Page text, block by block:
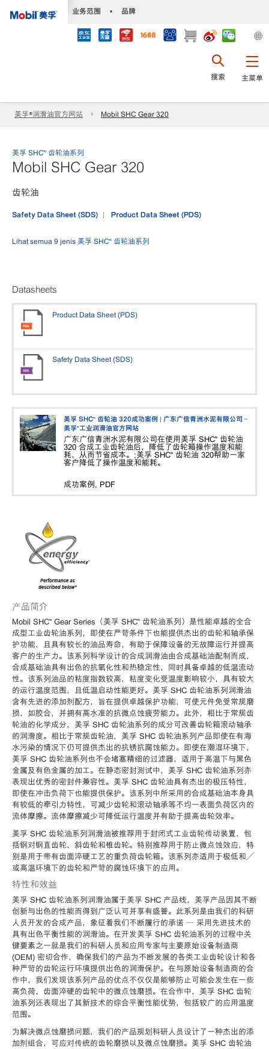
业务范围 • 品牌
主菜单
搜索
美孚®润滑油官方网站 Mobil SHC Gear 320
美孚 SHC™ 齿轮油系列
Mobil SHC Gear 320
齿轮油
Safety Data Sheet (SDS) Product Data Sheet (PDS)
Lihat semua 9 jenis 美孚 SHC™ 齿轮油系列
Datasheets
Product Data Sheet (PDS)
Safety Data Sheet (SDS)
美孚 SHC™ 齿轮油 320成功案例 | 广东广信青洲水泥有限公司 -
美孚™工业润滑油官方网站
广东广信青洲水泥有限公司在使用美孚 SHC™ 齿轮油
320 合成工业齿轮油后，降低了齿轮箱操作温度和能
耗，从而节省成本。;美孚 SHC™ 齿轮油 320帮助一家
客户降低了操作温度和能耗。
成功案例, PDF
产品简介
Mobil SHC™ Gear Series（美孚 SHC™ 齿轮油系列）是性能卓越的全合
成型工业齿轮油系列，即使在严苛条件下也能提供杰出的齿轮和轴承保
护功能，且具有较长的油品寿命，有助于保障设备的无故障运行并提高
客户的生产力。该系列科学设计的合成润滑油由合成基础油配制而成，
合成基础油具有出色的抗氧化性和热稳定性，同时具备卓越的低温流动
性。该系列油品的粘度指数较高，粘度变化受温度影响较小，具有较大
的运行温度范围，且低温启动性能更好。美孚 SHC 齿轮油系列润滑油
含有先进的添加剂配方，旨在提供卓越保护功能，可使元件免受常规磨
损，如胶合，并拥有高水准的抗微点蚀疲劳能力。此外，相比于常规齿
轮油的化学成分，美孚 SHC 齿轮油系列的成分可改善齿轮箱滚动轴承
的润滑度。相比于常规齿轮油，美孚 SHC 齿轮油系列产品即使在有海
水污染的情况下仍可提供杰出的抗锈抗腐蚀能力。即使在潮湿环境下，
美孚 SHC 齿轮油系列也不会堵塞精细的过滤器，适用于高温下与黑色
金属及有色金属的加工。在静态密封测试中，美孚 SHC 齿轮油系列亦
表现出优秀的密封件兼容性。美孚 SHC 齿轮油具有杰出的极压特性，
即使在冲击负荷下也能提供保护。该系列中所采用的合成基础油本身具
有较低的牵引力特性，可减少齿轮和滚动轴承等不均一表面负荷区内的
流体摩擦。流体摩擦减少可降低运行温度并有助于提高齿轮效率。
美孚 SHC 齿轮油系列润滑油被推荐用于封闭式工业齿轮传动装置，包
括钢对钢直齿轮、斜齿轮和锥齿轮。特别推荐用于防止微点蚀效应，特
别是用于带有齿面淬硬工艺的重负荷齿轮箱。该系列亦适用于极低和／
或高温环境下的齿轮和严苛的腐蚀环境下的应用。
特性和效益
美孚 SHC 齿轮油系列润滑油属于美孚 SHC 产品线，美孚产品因其不断
创新与出色的性能而得到广泛认可并享有盛誉。此系列是由我们的科研
人员开发的合成产品，象征着我们不断履行的承诺 — 采用先进技术的
具有出色平衡性能的润滑油。在开发美孚 SHC 齿轮油系列的过程中关
键要素之一就是我们的科研人员和应用专家与主要原始设备制造商
(OEM) 密切合作，确保我们的产品为不断发展的各类工业齿轮设计和各
种严苛的齿轮运行环境提供出色的润滑保护。在与原始设备制造商的合
作中，我们发现该系列产品的优点不仅仅是能够防止可能会发生在一些
高负荷、齿面淬硬的齿轮中的微点蚀磨损。在合作中，美孚 SHC 齿轮
油系列还表现出了其新技术的综合平衡性能优势，包括较广的应用温度
范围。
为解决微点蚀磨损问题，我们的产品规划科研人员设计了一种杰出的添
加剂组合，可应对传统的齿轮磨损以及微点蚀磨损。美孚 SHC 齿轮油